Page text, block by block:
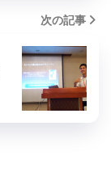
次の記事